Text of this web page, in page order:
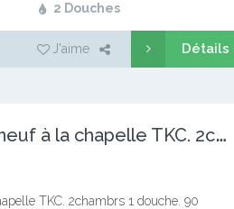
2 Douches
J'aime Détails
B
eau appartement neuf à la chapelle TKC. 2chambrs 1 douche.
TKC. 2chambrs 1 douche. 90